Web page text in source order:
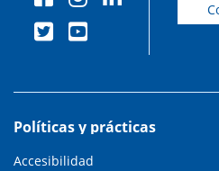
Políticas y prácticas
Accesibilidad